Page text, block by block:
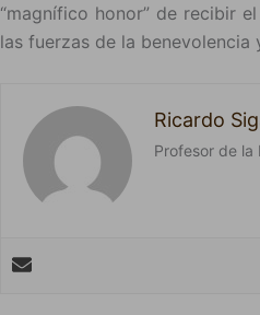
“magnífico honor” de recibir
las fuerzas de la benevolencia
Ricardo
Profesor de la